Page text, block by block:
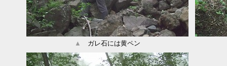
▲ ガレ石には黄ペン